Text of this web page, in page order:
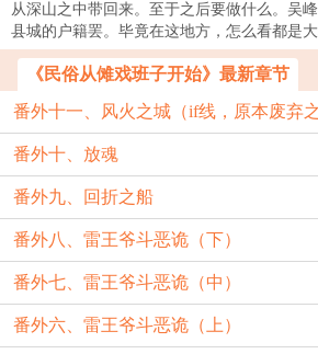
从深山之中带回来。至于之后要做什么。吴
县城的户籍罢。毕竟在这地方，怎么看都是
《民俗从傩戏班子开始》最新章节
番外十一、风火之城（if线，原本废弃之
番外十、放魂
番外九、回折之船
番外八、雷王爷斗恶诡（下）
番外七、雷王爷斗恶诡（中）
番外六、雷王爷斗恶诡（上）